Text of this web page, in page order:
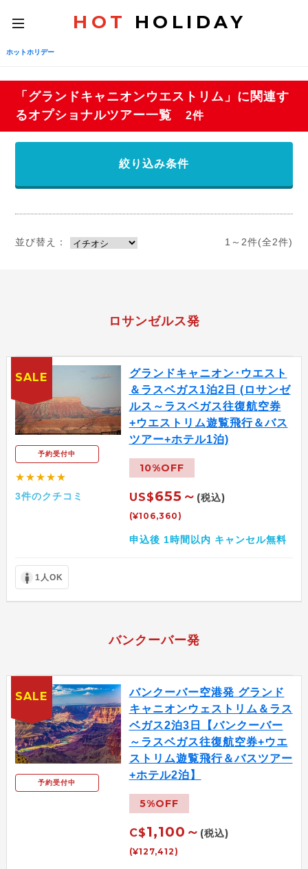
toggle
navigation
HOT HOLIDAY
ホットホリデー
「グランドキャニオンウエストリム」に関連す
るオプショナルツアー一覧
2件
絞り込み条件
並び替え： 1～2件(全2件)
ロサンゼルス発
予約受付中
★★★★★
3件のクチコミ
グランドキャニオン･ウエスト
＆ラスベガス1泊2日 (ロサンゼ
ルス～ラスベガス往復航空券
+ウエストリム遊覧飛行＆バス
ツアー+ホテル1泊)
10%OFF
US$655～ (税込)
(¥106,360)
申込後 1時間以内 キャンセル無料
1人OK
SALE
バンクーバー発
予約受付中
バンクーバー空港発 グランド
キャニオンウェストリム＆ラス
ベガス2泊3日【バンクーバー
～ラスベガス往復航空券+ウエ
ストリム遊覧飛行＆バスツアー
+ホテル2泊】
5%OFF
C$1,100～ (税込)
(¥127,412)
SALE